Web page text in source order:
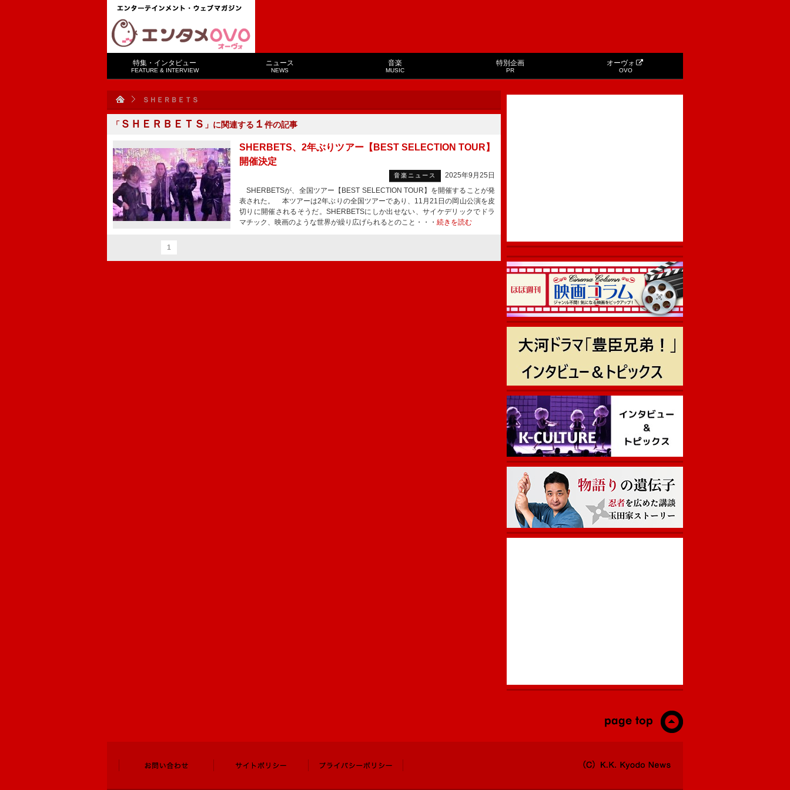
特集・インタビュー
FEATURE & INTERVIEW
ニュース
NEWS
音楽
MUSIC
特別企画
PR
オーヴォ
OVO
ＳＨＥＲＢＥＴＳ
「 ＳＨＥＲＢＥＴＳ 」に関連する １ 件の記事
SHERBETS、2年ぶりツアー【BEST SELECTION TOUR】
開催決定
音楽ニュース
2025年9月25日
SHERBETSが、全国ツアー【BEST SELECTION TOUR】を開催することが発
表された。 本ツアーは2年ぶりの全国ツアーであり、11月21日の岡山公演を皮
切りに開催されるそうだ。SHERBETSにしか出せない、サイケデリックでドラ
マチック、映画のような世界が繰り広げられるとのこと・・・ 続きを読む
1